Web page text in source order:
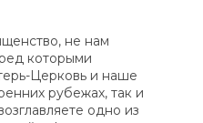
не нам
которыми
Церковь и наше
рубежах, так и
одно из